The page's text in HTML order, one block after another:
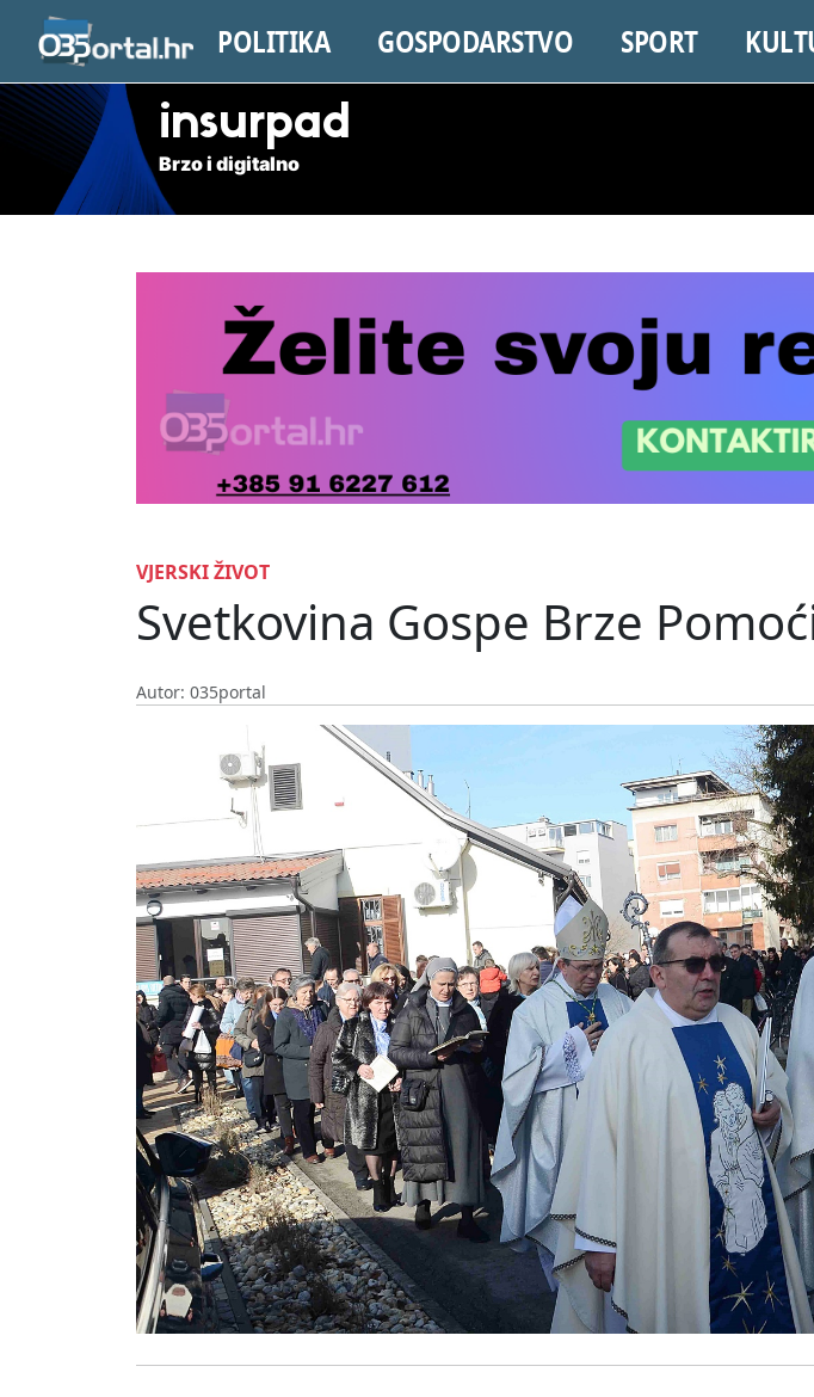
POLITIKA GOSPODARSTVO SPORT
insurpad
Brzo i digitalno
VJERSKI ŽIVOT
Svetkovina Gospe Brze
Autor: 035portal